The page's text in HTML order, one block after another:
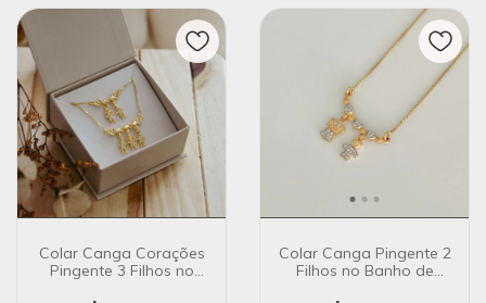
Colar Canga Corações
Pingente 3 Filhos no
Colar Canga Pingente 2
Filhos no Banho de